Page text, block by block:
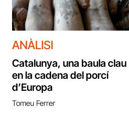
ANÀLISI
Catalunya, una baula clau
en la cadena del porcí
d’Europa
Tomeu Ferrer